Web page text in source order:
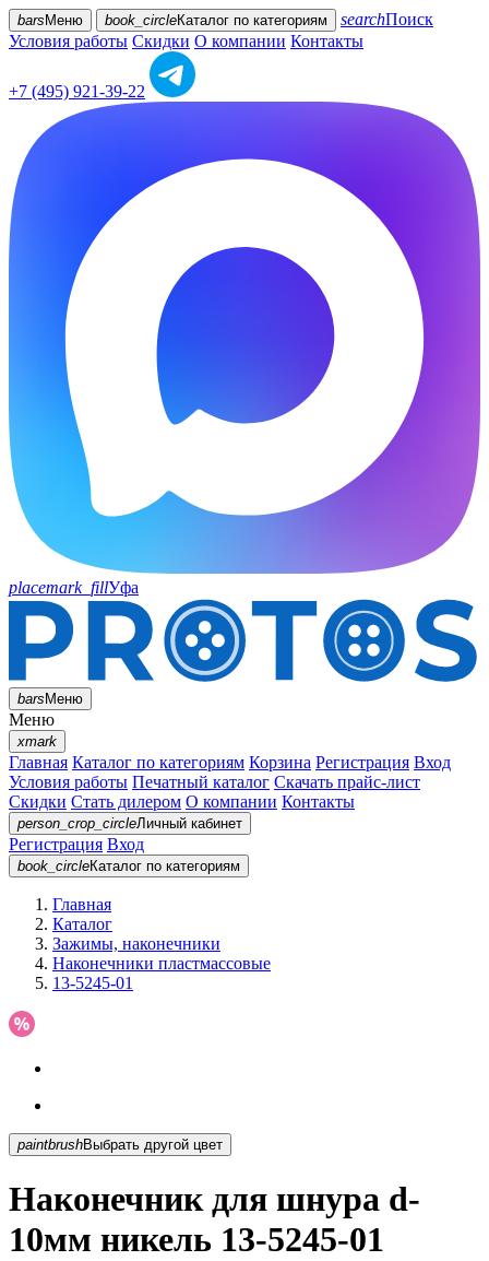
bars Меню book_circleКаталог по категориям searchПоиск
Условия работы Скидки О компании Контакты
+7 (495) 921-39-22
placemark_fillУфа
barsМеню
Меню
xmark
Главная Каталог по категориям Корзина Регистрация Вход
Условия работы Печатный каталог Скачать прайс-лист
Скидки Стать дилером О компании Контакты
person_crop_circleЛичный кабинет
Регистрация Вход
book_circleКаталог по категориям
Главная
Каталог
Зажимы, наконечники
Наконечники пластмассовые
13-5245-01
paintbrush Выбрать другой цвет
Наконечник для шнура d-
10мм никель 13-5245-01